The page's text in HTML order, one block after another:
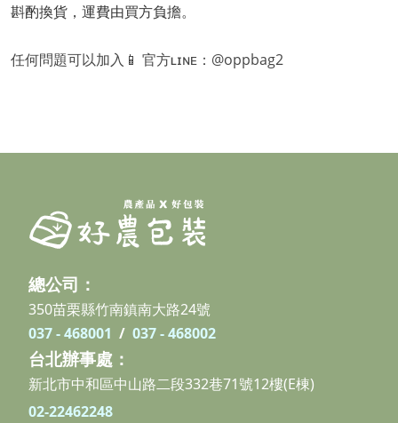
斟酌換貨，運費由買方負擔。
任何問題可以加入📱 官方ʟɪɴᴇ：@oppbag2
總公司：
350苗栗縣竹南鎮南大路24號
037 - 468001 / 037 - 468002
台北辦事處：
新北市中和區中山路二段332巷71號12樓(E棟)
02-22462248